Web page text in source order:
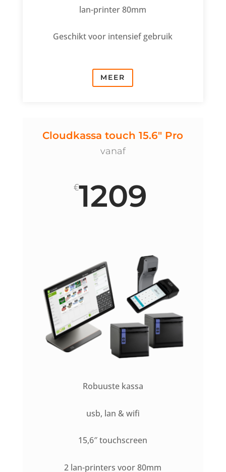
lan-printer 80mm
Geschikt voor intensief gebruik
MEER
Cloudkassa touch 15.6" Pro
vanaf
€1209
Robuuste kassa
usb, lan & wifi
15,6″ touchscreen
2 lan-printers voor 80mm